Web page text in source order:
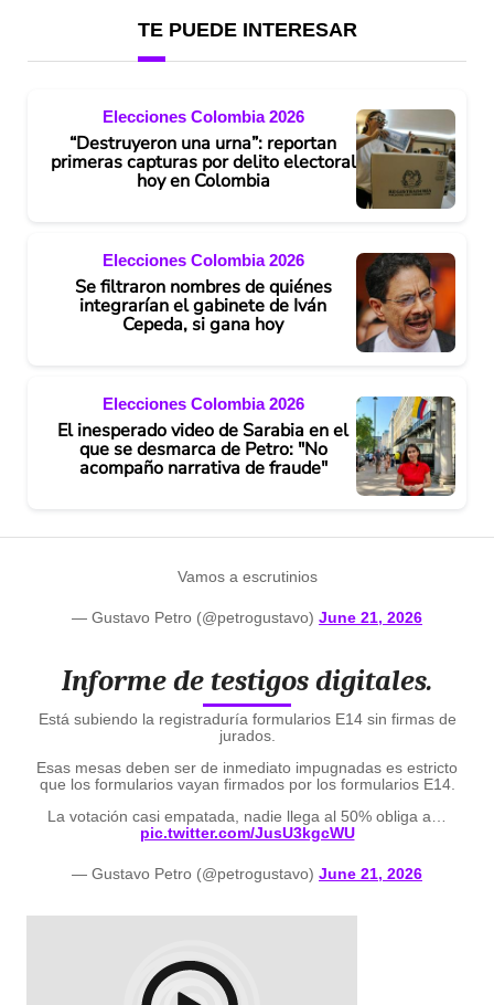
TE PUEDE INTERESAR
Elecciones Colombia 2026
“Destruyeron una urna”: reportan
primeras capturas por delito electoral
hoy en Colombia
Elecciones Colombia 2026
Se filtraron nombres de quiénes
integrarían el gabinete de Iván
Cepeda, si gana hoy
Elecciones Colombia 2026
El inesperado video de Sarabia en el
que se desmarca de Petro: "No
acompaño narrativa de fraude"
Vamos a escrutinios
— Gustavo Petro (@petrogustavo) June 21, 2026
Informe de testigos digitales.
Está subiendo la registraduría formularios E14 sin firmas de
jurados.
Esas mesas deben ser de inmediato impugnadas es estricto
que los formularios vayan firmados por los formularios E14.
La votación casi empatada, nadie llega al 50% obliga a…
pic.twitter.com/JusU3kgcWU
— Gustavo Petro (@petrogustavo) June 21, 2026